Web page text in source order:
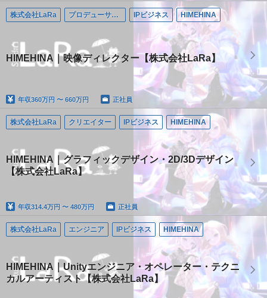
株式会社LaRa プロデューサー/ディレクター IPビジネス HIMEHINA
HIMEHINA｜映像ディレクター【株式会社LaRa】
年収360万円 〜 660万円 正社員
株式会社LaRa クリエイター IPビジネス HIMEHINA
HIMEHINA｜グラフィックデザイン・2D/3Dデザイン
【株式会社LaRa】
年収314.4万円 〜 480万円 正社員
株式会社LaRa エンジニア IPビジネス HIMEHINA
HIMEHINA｜Unityエンジニア・オペレーター・テクニ
カルアーティスト【株式会社LaRa】